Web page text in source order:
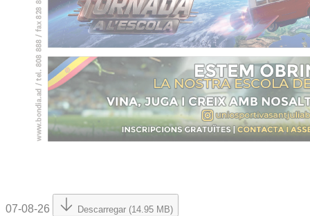
07-08-26 Descarregar (14.95 MB)